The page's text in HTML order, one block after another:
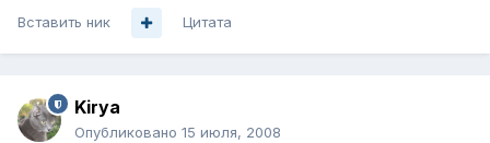
Вставить ник Цитата
Kirya
Опубликовано 15 июля, 2008